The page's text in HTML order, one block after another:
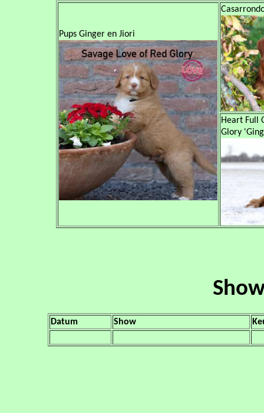
Pups Ginger en Jiori
Heart Full
Glory
Datum Show